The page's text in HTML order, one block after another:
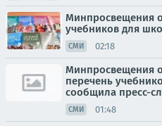
Минпросвещения
учебников для
СМИ 02:18
Минпросвещения
перечень
сообщила пресс-
СМИ 01:48